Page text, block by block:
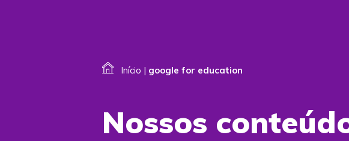
Início | google for education
Nossos